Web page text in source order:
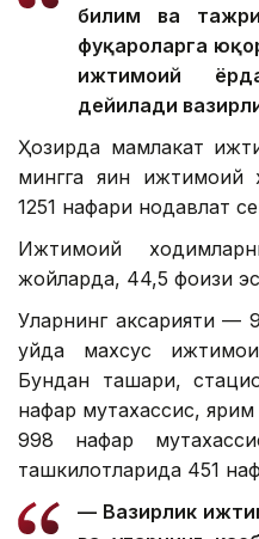
билим ва
фуқароларга
ижтимоий
дейилади
Ҳозирда мамлакат
мингга яқин
1251 нафари нодавлат
Ижтимоий
жойларда, 44,5 фоизи
Уларнинг аксарияти —
уйда махсус
Бундан ташқари,
нафар мутахассис,
998 нафар
ташкилотларида 451
— Вазирлик